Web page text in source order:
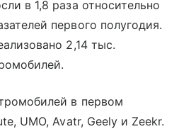
в 1,8 раза относительно
первого полугодия.
2,14 тыс.
в первом
UMO, Avatr, Geely и Zeekr.